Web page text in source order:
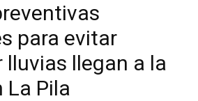
para evitar
lluvias llegan a la
La Pila